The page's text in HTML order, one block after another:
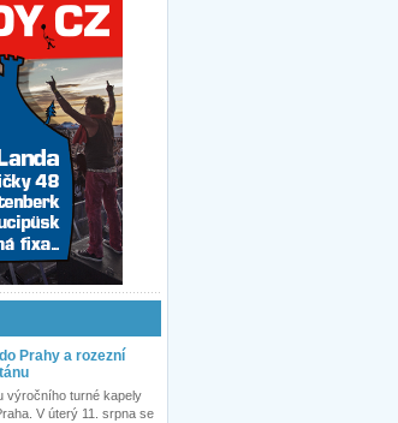
Prahy a rozezní
výročního turné kapely
V úterý 11. srpna se